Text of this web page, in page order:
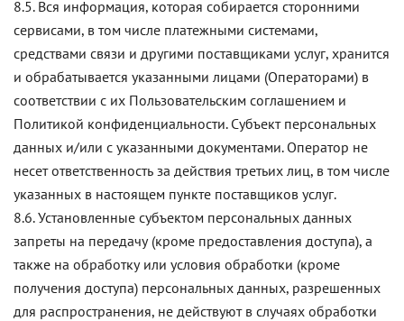
8.5. Вся информация, которая собирается сторонними
сервисами, в том числе платежными системами,
средствами связи и другими поставщиками услуг, хранится
и обрабатывается указанными лицами (Операторами) в
соответствии с их Пользовательским соглашением и
Политикой конфиденциальности. Субъект персональных
данных и/или с указанными документами. Оператор не
несет ответственность за действия третьих лиц, в том числе
указанных в настоящем пункте поставщиков услуг.
8.6. Установленные субъектом персональных данных
запреты на передачу (кроме предоставления доступа), а
также на обработку или условия обработки (кроме
получения доступа) персональных данных, разрешенных
для распространения, не действуют в случаях обработки